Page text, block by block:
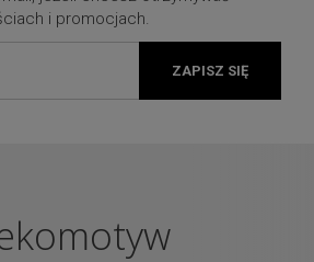
i promocjach.
ZAPISZ SIĘ